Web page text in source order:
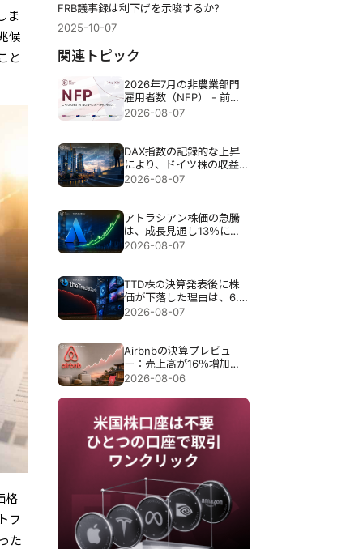
ま
候
と
格
フ
た
FRB議事録は利下げを示唆するか?
2025-10-07
関連トピック
2026年7月の非農業部門
雇用者数（NFP） - 前
回：5万7千人 予測：8万
2026-08-07
DAX指数の記録的な上昇
により、ドイツ株の収益
目標が引き上げられる
2026-08-07
アトラシアン株価の急騰
は、成長見通し13％にも
かかわらず35％急騰し
2026-08-07
TTD株の決算発表後に株
価が下落した理由は、6.5
億ドル売上見通しで30％
2026-08-07
Airbnbの決算プレビュ
ー：売上高が16％増加し
ても、Airbnbの株価が下
2026-08-06